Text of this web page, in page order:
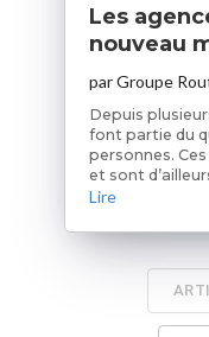
Les
nouveau
parGroupe
Depuis
font partie du
personnes.
et sont
Lire